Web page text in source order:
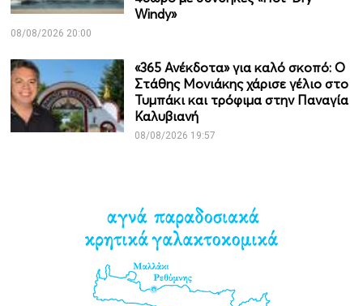
Windy»
08/08/2026 20:00
«365 Ανέκδοτα» για καλό σκοπό: Ο
Στάθης Μονιάκης χάρισε γέλιο στο
Τυμπάκι και τρόφιμα στην Παναγία
Καλυβιανή
08/08/2026 19:57